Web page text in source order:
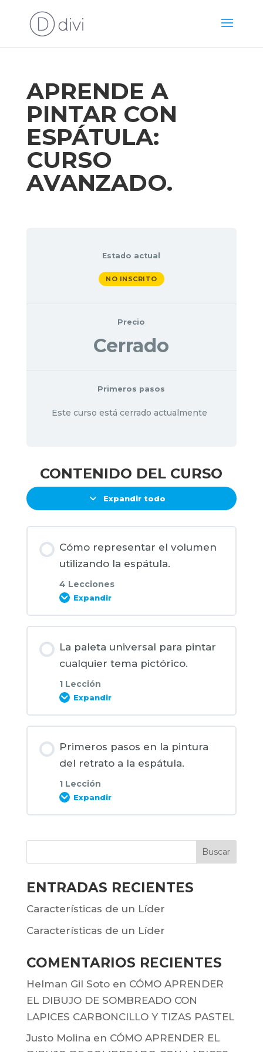
APRENDE A
PINTAR CON
ESPÁTULA:
CURSO
AVANZADO.
Estado actual
NO INSCRITO
Precio
Cerrado
Primeros pasos
Este curso está cerrado actualmente
CONTENIDO DEL CURSO
Expandir todo
Cómo representar el volumen
utilizando la espátula.
4 Lecciones
Expandir
0% COMPLETADO 0/4 pasos
Ejercicios para lograr representar el
volumen utilizando la espátula: Pinta
en monocromo.
La importancia de dominar las mezclas
de grises cálidos.
cilindro en monocromo sobre fondo
La paleta universal para pintar
cualquier tema pictórico.
1 Lección
Expandir
0% COMPLETADO 0/1 pasos
Cómo organizar la paleta universal
Primeros pasos en la pintura
del retrato a la espátula.
1 Lección
Expandir
ojo humano con espátula
ENTRADAS RECIENTES
Características de un Líder
Características de un Líder
COMENTARIOS RECIENTES
Helman Gil Sotoen CÓMO APRENDER
EL DIBUJO DE SOMBREADO CON
LAPICES CARBONCILLO Y TIZAS PASTEL
Justo Molina en CÓMO APRENDER EL